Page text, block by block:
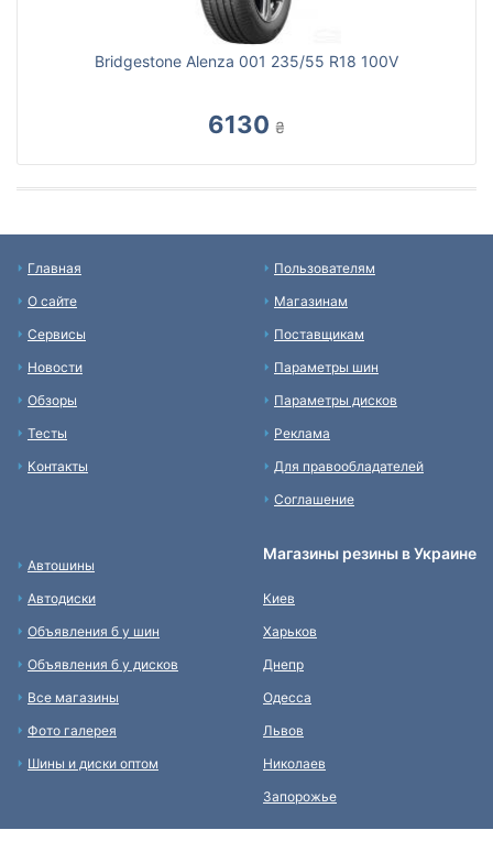
Bridgestone Alenza 001 235/55 R18 100V
6130 ₴
Главная
О сайте
Сервисы
Новости
Обзоры
Тесты
Контакты
Пользователям
Магазинам
Поставщикам
Параметры шин
Параметры дисков
Реклама
Для правообладателей
Соглашение
Автошины
Автодиски
Объявления б у шин
Объявления б у дисков
Все магазины
Фото галерея
Шины и диски оптом
Магазины резины в Украине
Киев
Харьков
Днепр
Одесса
Львов
Николаев
Запорожье